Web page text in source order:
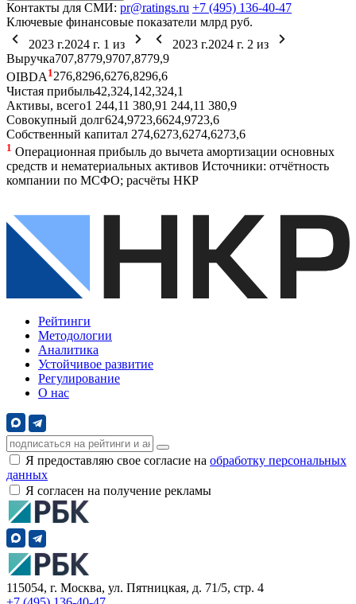
Контакты для СМИ: pr@ratings.ru +7 (495) 136-40-47
Ключевые финансовые показатели млрд руб.
2023 г.2024 г. 1 из 2023 г.2024 г. 2 из
Выручка707,8779,9707,8779,9
OIBDA 1276,8296,6276,8296,6
Чистая прибыль42,324,142,324,1
Активы, всего1 244,11 380,91 244,11 380,9
Совокупный долг624,9723,6624,9723,6
Собственный капитал 274,6273,6274,6273,6
1 Операционная прибыль до вычета амортизации основных
средств и нематериальных активов Источники: отчётность
компании по МСФО; расчёты НКР
Рейтинги
Методологии
Аналитика
Устойчивое развитие
Регулирование
О нас
Я предоставляю свое согласие на обработку персональных
данных
Я согласен на получение рекламы
115054, г. Москва, ул. Пятницкая, д. 71/5, стр. 4